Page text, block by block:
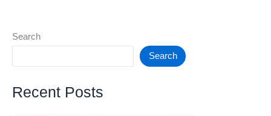
Search
Search
Recent Posts